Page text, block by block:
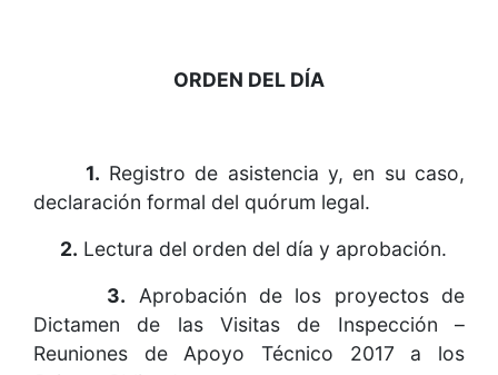
ORDEN DEL DÍA
1. Registro de asistencia y, en su caso,
declaración formal del quórum legal.
2. Lectura del orden del día y aprobación.
3. Aprobación de los proyectos de
Dictamen de las Visitas de Inspección –
Reuniones de Apoyo Técnico 2017 a los